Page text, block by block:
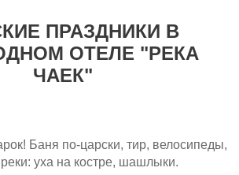
ПРАЗДНИКИ В
ОТЕЛЕ "РЕКА
ЧАЕК"
Баня по-царски, тир, велосипеды,
реки: уха на костре, шашлыки.